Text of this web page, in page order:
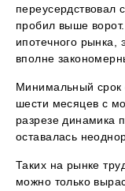
переусердствовал
пробил выше
ипотечного рынка,
вполне
Минимальный срок
шести месяцев с
разрезе динамика
оставалась
Таких на рынке
можно только